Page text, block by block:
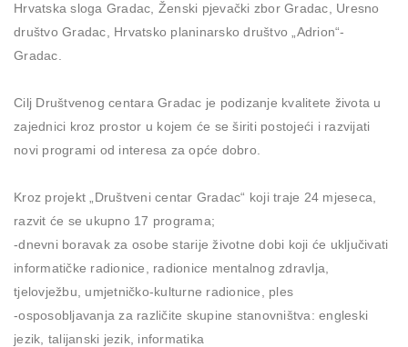
Hrvatska sloga Gradac, Ženski pjevački zbor Gradac, Uresno
društvo Gradac, Hrvatsko planinarsko društvo „Adrion“-
Gradac.
Cilj Društvenog centara Gradac je podizanje kvalitete života u
zajednici kroz prostor u kojem će se širiti postojeći i razvijati
novi programi od interesa za opće dobro.
Kroz projekt „Društveni centar Gradac“ koji traje 24 mjeseca,
razvit će se ukupno 17 programa;
-dnevni boravak za osobe starije životne dobi koji će uključivati
informatičke radionice, radionice mentalnog zdravlja,
tjelovježbu, umjetničko-kulturne radionice, ples
-osposobljavanja za različite skupine stanovništva: engleski
jezik, talijanski jezik, informatika